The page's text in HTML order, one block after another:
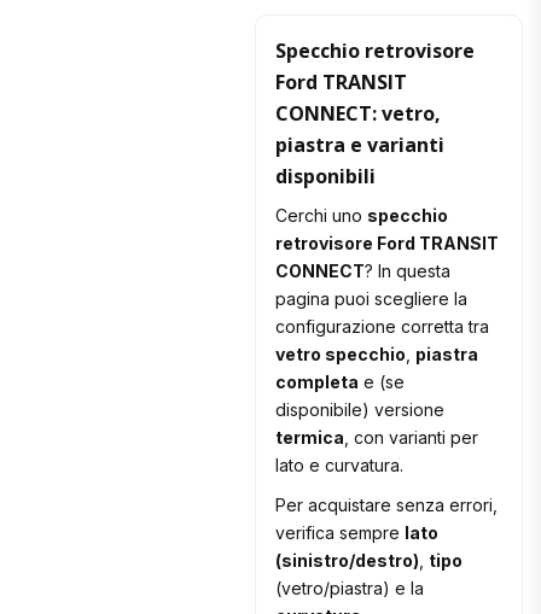
Specchio retrovisore
Ford TRANSIT
CONNECT: vetro,
piastra e varianti
disponibili
Cerchi uno specchio
retrovisore Ford TRANSIT
CONNECT? In questa
pagina puoi scegliere la
configurazione corretta tra
vetro specchio piastra
completa e (se
disponibile) versione
termica , con varianti per
lato e curvatura.
Per acquistare senza errori,
verifica sempre lato
(sinistro/destro) tipo
(vetro/piastra) e la